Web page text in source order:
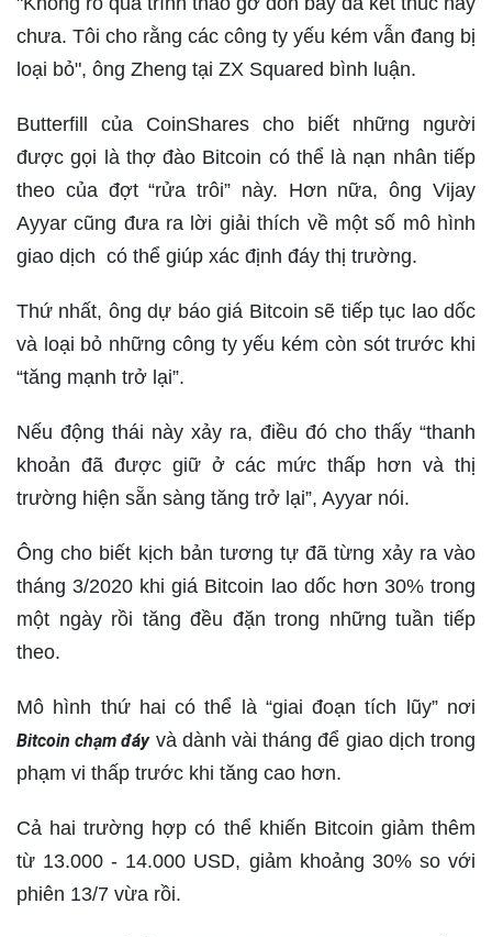
chưa. Tôi cho rằng các công ty yếu kém vẫn đang bị
loại bỏ", ông Zheng tại ZX Squared bình luận.
Butterfill của CoinShares cho biết những người
được gọi là thợ đào Bitcoin có thể là nạn nhân tiếp
theo của đợt “rửa trôi” này. Hơn nữa, ông Vijay
Ayyar cũng đưa ra lời giải thích về một số mô hình
giao dịch có thể giúp xác định đáy thị trường.
Thứ nhất, ông dự báo giá Bitcoin sẽ tiếp tục lao dốc
và loại bỏ những công ty yếu kém còn sót trước khi
“tăng mạnh trở lại”.
Nếu động thái này xảy ra, điều đó cho thấy “thanh
khoản đã được giữ ở các mức thấp hơn và thị
trường hiện sẵn sàng tăng trở lại”, Ayyar nói.
Ông cho biết kịch bản tương tự đã từng xảy ra vào
tháng 3/2020 khi giá Bitcoin lao dốc hơn 30% trong
một ngày rồi tăng đều đặn trong những tuần tiếp
theo.
Mô hình thứ hai có thể là “giai đoạn tích lũy” nơi
Bitcoin chạm đáyvà dành vài tháng để giao dịch trong
phạm vi thấp trước khi tăng cao hơn.
Cả hai trường hợp có thể khiến Bitcoin giảm thêm
từ 13.000 - 14.000 USD, giảm khoảng 30% so với
phiên 13/7 vừa rồi.